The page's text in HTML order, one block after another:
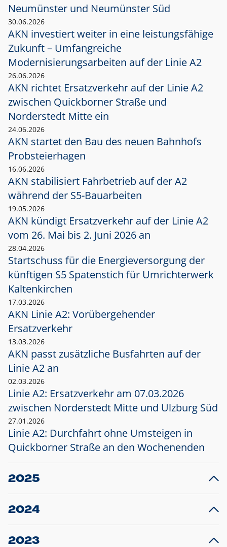
Neumünster und Neumünster Süd
30.06.2026
AKN investiert weiter in eine leistungsfähige
Zukunft – Umfangreiche
Modernisierungsarbeiten auf der Linie A2
26.06.2026
AKN richtet Ersatzverkehr auf der Linie A2
zwischen Quickborner Straße und
Norderstedt Mitte ein
24.06.2026
AKN startet den Bau des neuen Bahnhofs
Probsteierhagen
16.06.2026
AKN stabilisiert Fahrbetrieb auf der A2
während der S5-Bauarbeiten
19.05.2026
AKN kündigt Ersatzverkehr auf der Linie A2
vom 26. Mai bis 2. Juni 2026 an
28.04.2026
Startschuss für die Energieversorgung der
künftigen S5 Spatenstich für Umrichterwerk
Kaltenkirchen
17.03.2026
AKN Linie A2: Vorübergehender
Ersatzverkehr
13.03.2026
AKN passt zusätzliche Busfahrten auf der
Linie A2 an
02.03.2026
Linie A2: Ersatzverkehr am 07.03.2026
zwischen Norderstedt Mitte und Ulzburg Süd
27.01.2026
Linie A2: Durchfahrt ohne Umsteigen in
Quickborner Straße an den Wochenenden
2025
23.12.2025
Projekt S5: Start der Bauarbeiten am
2024
10.12.2024
Großprojekt S5: Sperrung der Bahnstraße in
2023